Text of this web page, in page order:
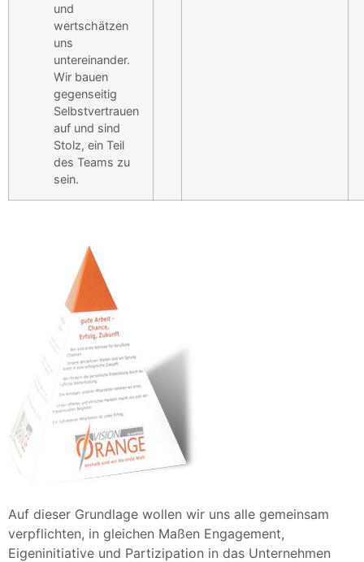
und
wertschätzen
uns
untereinander.
Wir bauen
gegenseitig
Selbstvertrauen
auf und sind
Stolz, ein Teil
des Teams zu
sein.
Auf dieser Grundlage wollen wir uns alle gemeinsam
verpflichten, in gleichen Maßen Engagement,
Eigeninitiative und Partizipation in das Unternehmen